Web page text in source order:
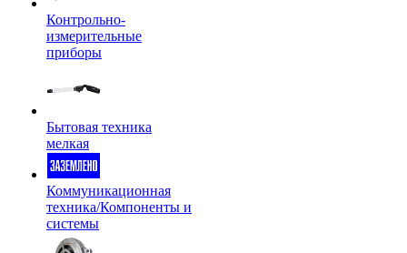
Контрольно-
измерительные
приборы
Бытовая техника
мелкая
Коммуникационная
техника/Компоненты и
системы